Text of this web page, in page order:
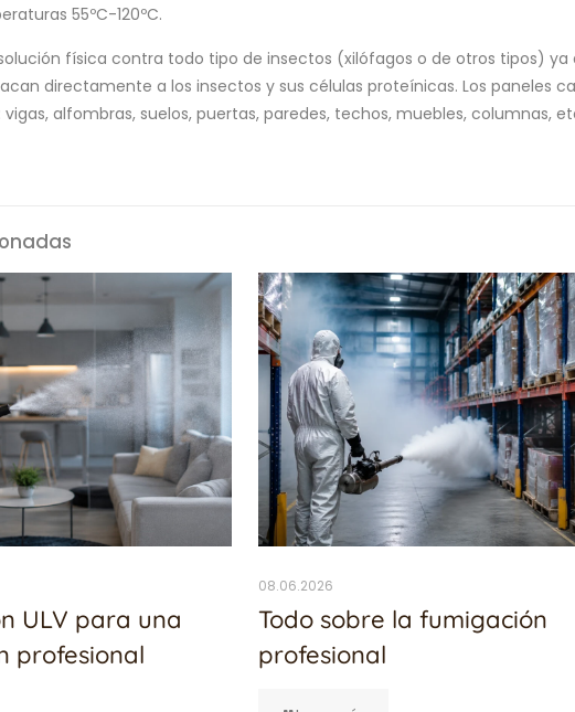
55ºC-120ºC.
física contra todo tipo de insectos (xilófagos o de otros tipos)
directamente a los insectos y sus células proteínicas. Los paneles
alfombras, suelos, puertas, paredes, techos, muebles, columnas,
ULV para una
profesional
08.06.2026
Todo sobre la fumigación
profesional